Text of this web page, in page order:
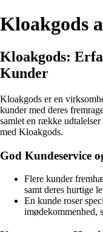
Kloakgods
Kloakgods:
Kunder
Kloakgods er en
kunder med deres
samlet en række
med Kloakgods.
God Kundeservice
Flere kunder
samt deres hurtige
En kunde roser
imødekommenhed,